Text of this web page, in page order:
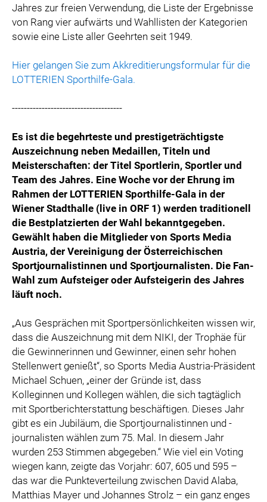
Jahres zur freien Verwendung, die Liste der Ergebnisse
von Rang vier aufwärts und Wahllisten der Kategorien
sowie eine Liste aller Geehrten seit 1949.
Hier gelangen Sie zum Akkreditierungsformular für die
LOTTERIEN Sporthilfe-Gala.
-------------------------------------
Es ist die begehrteste und prestigeträchtigste
Auszeichnung neben Medaillen, Titeln und
Meisterschaften: der Titel Sportlerin, Sportler und
Team des Jahres. Eine Woche vor der Ehrung im
Rahmen der LOTTERIEN Sporthilfe-Gala in der
Wiener Stadthalle (live in ORF 1) werden traditionell
die Bestplatzierten der Wahl bekanntgegeben.
Gewählt haben die Mitglieder von Sports Media
Austria, der Vereinigung der Österreichischen
Sportjournalistinnen und Sportjournalisten. Die Fan-
Wahl zum Aufsteiger oder Aufsteigerin des Jahres
läuft noch.
„Aus Gesprächen mit Sportpersönlichkeiten wissen wir,
dass die Auszeichnung mit dem NIKI, der Trophäe für
die Gewinnerinnen und Gewinner, einen sehr hohen
Stellenwert genießt“, so Sports Media Austria-Präsident
Michael Schuen, „einer der Gründe ist, dass
Kolleginnen und Kollegen wählen, die sich tagtäglich
mit Sportberichterstattung beschäftigen. Dieses Jahr
gibt es ein Jubiläum, die Sportjournalistinnen und -
journalisten wählen zum 75. Mal. In diesem Jahr
wurden 253 Stimmen abgegeben.“ Wie viel ein Voting
wiegen kann, zeigte das Vorjahr: 607, 605 und 595 –
das war die Punkteverteilung zwischen David Alaba,
Matthias Mayer und Johannes Strolz – ein ganz enges